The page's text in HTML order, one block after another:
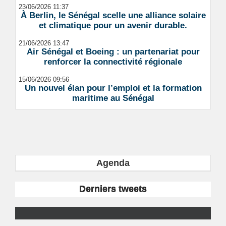
23/06/2026 11:37
À Berlin, le Sénégal scelle une alliance solaire
et climatique pour un avenir durable.
21/06/2026 13:47
Air Sénégal et Boeing : un partenariat pour
renforcer la connectivité régionale
15/06/2026 09:56
Un nouvel élan pour l’emploi et la formation
maritime au Sénégal
Agenda
Derniers tweets